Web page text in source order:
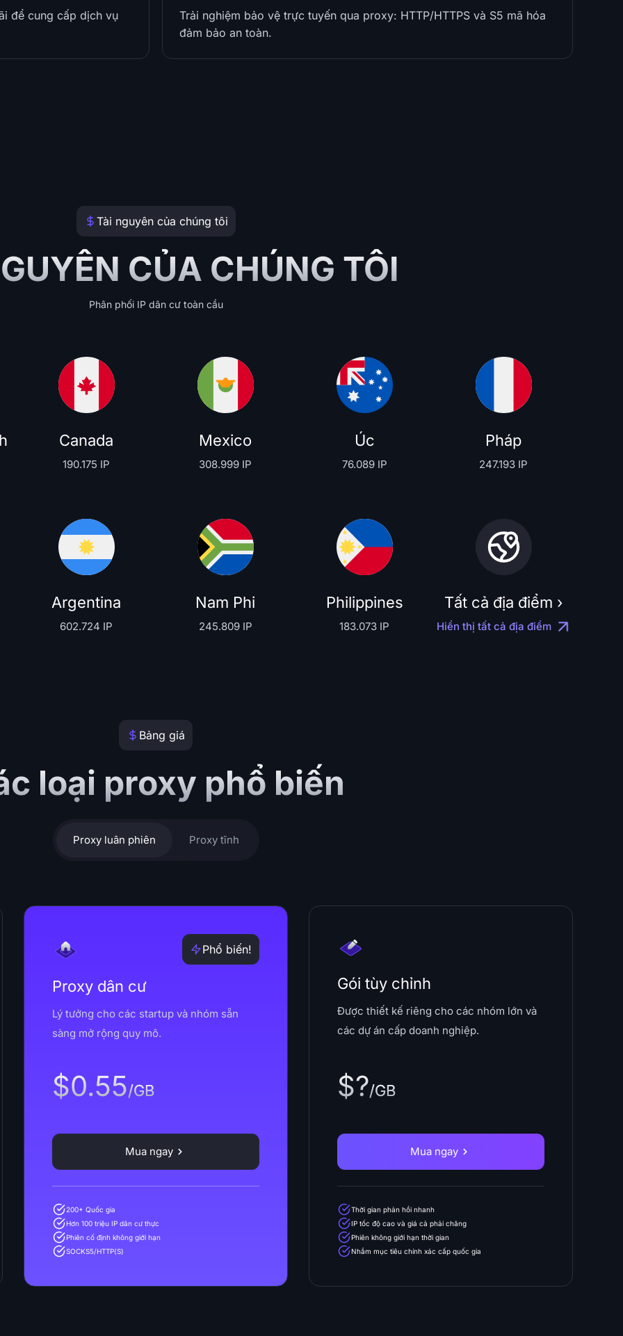
để cung cấp dịch vụ
Trải nghiệm bảo vệ trực tuyến qua proxy: HTTP/HTTPS và S5 mã hóa
đảm bảo an toàn.
Tài nguyên của chúng tôi
CỦA CHÚNG TÔI
Phân phối IP dân cư toàn cầu
Canada
190.175 IP
Mexico
308.999 IP
Úc
76.089 IP
Pháp
247.193 IP
Argentina
602.724 IP
Nam Phi
245.809 IP
Philippines
183.073 IP
Tất cả địa điểm ›
Hiển thị tất cả địa điểm
Bảng giá
loại proxy phổ biến
Proxy luân phiên Proxy tĩnh
Phổ biến!
Proxy dân cư
Lý tưởng cho các startup và nhóm sẵn
sàng mở rộng quy mô.
$0.55/GB
Mua ngay
200+ Quốc gia
Hơn 100 triệu IP dân cư thực
Phiên cố định không giới hạn
SOCKS5/HTTP(S)
Gói tùy chỉnh
Được thiết kế riêng cho các nhóm lớn và
các dự án cấp doanh nghiệp.
$?/GB
Mua ngay
Thời gian phản hồi nhanh
IP tốc độ cao và giá cả phải chăng
Phiên không giới hạn thời gian
Nhắm mục tiêu chính xác cấp quốc gia